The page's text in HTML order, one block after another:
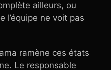
ailleurs, ou
l’équipe ne voit pas
ramène ces états
Le responsable